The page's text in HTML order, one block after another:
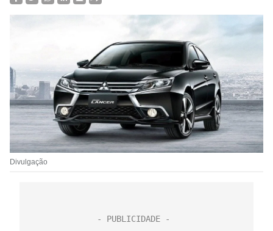
Divulgação